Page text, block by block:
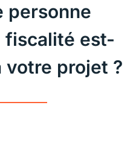
personne
fiscalité est-
votre projet ?